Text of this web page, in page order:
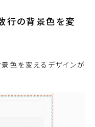
行の背景色を変
色を変えるデザインが